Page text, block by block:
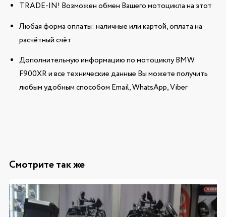
TRADE-IN! Возможен обмен Вашего мотоцикла на этот
Любая форма оплаты: наличные или картой, оплата на
расчётный счёт
Дополнительную информацию по мотоциклу BMW
F900XR и все технические данные Вы можете получить
любым удобным способом Email, WhatsApp, Viber
Смотрите так же